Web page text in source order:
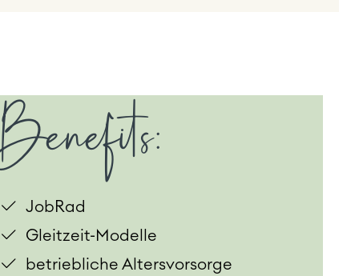
Benefits:
JobRad
Gleitzeit-Modelle
betriebliche Altersvorsorge